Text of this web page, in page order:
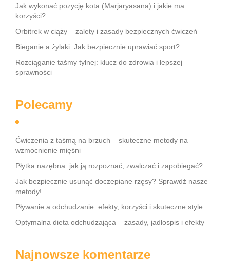
Jak wykonać pozycję kota (Marjaryasana) i jakie ma
korzyści?
Orbitrek w ciąży – zalety i zasady bezpiecznych ćwiczeń
Bieganie a żylaki: Jak bezpiecznie uprawiać sport?
Rozciąganie taśmy tylnej: klucz do zdrowia i lepszej
sprawności
Polecamy
Ćwiczenia z taśmą na brzuch – skuteczne metody na
wzmocnienie mięśni
Płytka nazębna: jak ją rozpoznać, zwalczać i zapobiegać?
Jak bezpiecznie usunąć doczepiane rzęsy? Sprawdź nasze
metody!
Pływanie a odchudzanie: efekty, korzyści i skuteczne style
Optymalna dieta odchudzająca – zasady, jadłospis i efekty
Najnowsze komentarze